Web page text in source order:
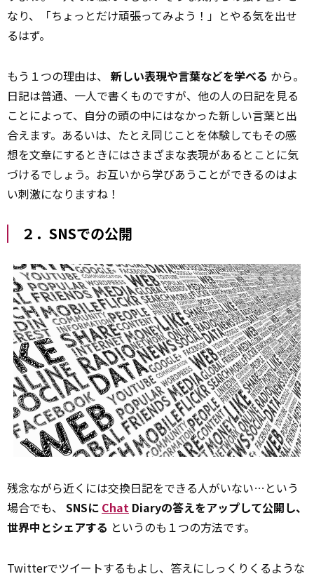
なり、「ちょっとだけ頑張ってみよう！」とやる気を出せ
るはず。
もう１つの理由は、 新しい表現や言葉などを学べる から。
日記は普通、一人で書くものですが、他の人の日記を見る
ことによって、自分の頭の中にはなかった新しい言葉と出
合えます。あるいは、たとえ同じことを体験してもその感
想を文章にするときにはさまざまな表現があるとことに気
づけるでしょう。お互いから学びあうことができるのはよ
い刺激になりますね！
２．SNSでの公開
残念ながら近くには交換日記をできる人がいない…という
場合でも、 SNSに Chat Diaryの答えをアップして公開し、
世界中とシェアする というのも１つの方法です。
Twitterでツイートするもよし、答えにしっくりくるような